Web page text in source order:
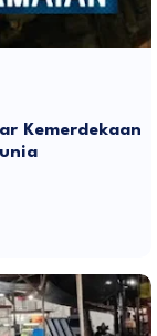
Kemerdekaan